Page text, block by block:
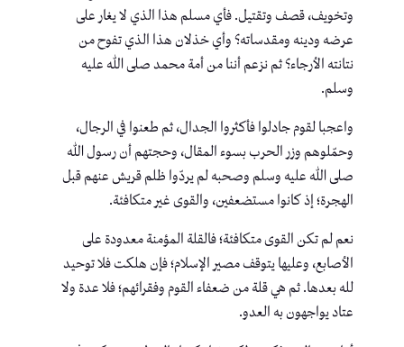
وتخويف، قصف وتقتيل. فأي مسلم هذا الذي لا يغار على
عرضه ودينه ومقدساته؟ وأي خذلان هذا الذي تفوح من
نتانته الأرجاء؟ ثم نزعم أننا من أمة محمد صلى الله عليه
وسلم.
واعجبا لقوم جادلوا فأكثروا الجدال، ثم طعنوا في الرجال،
وحمّلوهم وزر الحرب بسوء المقال، وحجتهم أن رسول الله
صلى الله عليه وسلم وصحبه لم يردّوا ظلم قريش عنهم قبل
الهجرة؛ إذ كانوا مستضعفين، والقوى غير متكافئة.
نعم لم تكن القوى متكافئة؛ فالقلة المؤمنة معدودة على
الأصابع، وعليها يتوقف مصير الإسلام؛ فإن هلكت فلا توحيد
لله بعدها. ثم هي قلة من ضعفاء القوم وفقرائهم؛ فلا عدة ولا
عتاد يواجهون به العدو.